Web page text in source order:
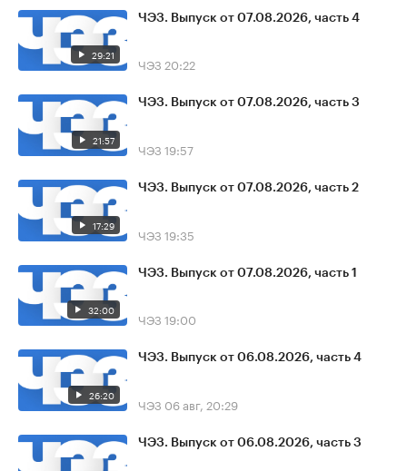
29:21
ЧЭЗ. Выпуск от 07.08.2026, часть 4
ЧЭЗ 20:22
21:57
ЧЭЗ. Выпуск от 07.08.2026, часть 3
ЧЭЗ 19:57
17:29
ЧЭЗ. Выпуск от 07.08.2026, часть 2
ЧЭЗ 19:35
32:00
ЧЭЗ. Выпуск от 07.08.2026, часть 1
ЧЭЗ 19:00
26:20
ЧЭЗ. Выпуск от 06.08.2026, часть 4
ЧЭЗ 06 авг, 20:29
ЧЭЗ. Выпуск от 06.08.2026, часть 3